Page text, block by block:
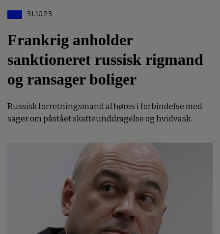
31.10.23
Frankrig anholder
sanktioneret russisk rigmand
og ransager boliger
Russisk forretningsmand afhøres i forbindelse med
sager om påstået skatteunddragelse og hvidvask.